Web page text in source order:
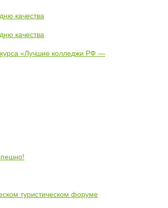
качества
качества
«Лучшие колледжи РФ —
туристическом форуме